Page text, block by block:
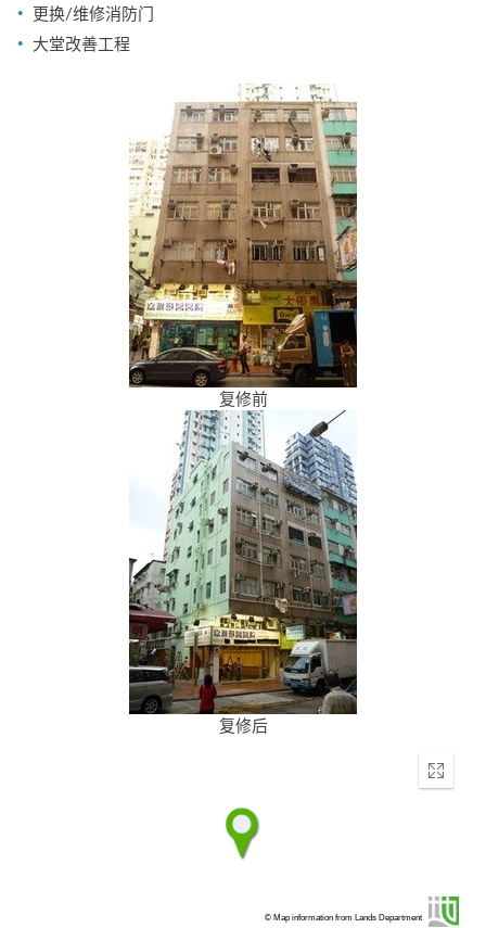
更换/维修消防门
大堂改善工程
复修前
复修后
Enter
© Map information from Lands Department